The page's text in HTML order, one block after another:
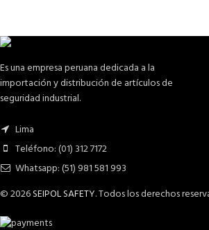
Es una empresa peruana dedicada a la
importación y distribución de artículos de
seguridad industrial.
Lima
Teléfono: (01) 312 7172
Whatsapp: (51) 981 581 993
© 2026SEIPOL SAFETY. Todos los derechos